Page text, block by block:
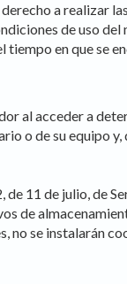
derecho a
de uso
en que se
al acceder a
o de su equipo
11 de julio, de
de
se instalarán
and
related to the